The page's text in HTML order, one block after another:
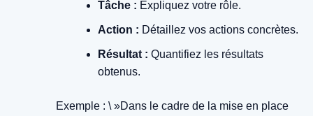
Tâche : Expliquez votre rôle.
Action : Détaillez vos actions concrètes.
Résultat : Quantifiez les résultats
obtenus.
Exemple : \ »Dans le cadre de la mise en place